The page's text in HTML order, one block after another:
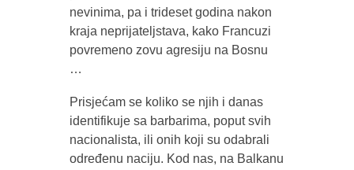
nevinima, pa i trideset godina nakon
kraja neprijateljstava, kako Francuzi
povremeno zovu agresiju na Bosnu
…
Prisjećam se koliko se njih i danas
identifikuje sa barbarima, poput svih
nacionalista, ili onih koji su odabrali
određenu naciju. Kod nas, na Balkanu